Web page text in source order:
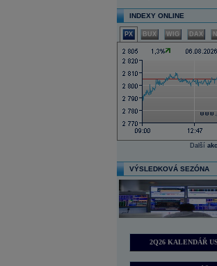
INDEXY ONLINE
PX BUX WIG DAX
Další
VÝSLEDKOVÁ SEZÓNA
2Q26 KALENDÁŘ